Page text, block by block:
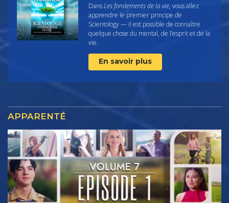
DansLes fondements de la vie, vous allez
apprendre le premier principe de
Scientology — il est possible de connaître
quelque chose du mental, de l’esprit et de la
vie.
En savoir plus
APPARENTÉ